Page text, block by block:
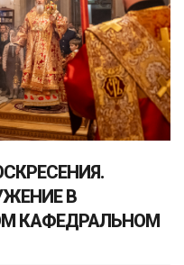
В
КАФЕДРАЛЬНОМ